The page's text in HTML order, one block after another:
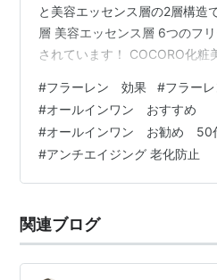
と美容エッセンス層の2層構造
層 美容エッセンス層 6つのフ
されています！ COCORO化粧
みた効果 気になる商品のお値
初プロモーション〜COCORO
いつもご覧くださいまして誠に
はじまりは今から1ヶ月程前の3
為、ブログのお問合せフォー
#フラーレン 効果 #フラー
#オールインワン おすすめ
#オールインワン お勧め 50
#アンチエイジング 老化防止
関連ブログ